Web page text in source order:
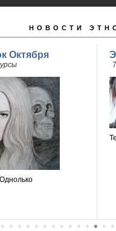
НОВОСТИ
Октября